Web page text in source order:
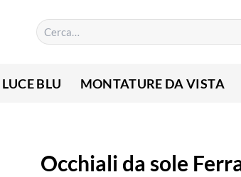
Cerca:
BLU MONTATURE DA VISTA
Occhiali da sole